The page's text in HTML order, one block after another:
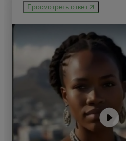
Просмотреть ответ